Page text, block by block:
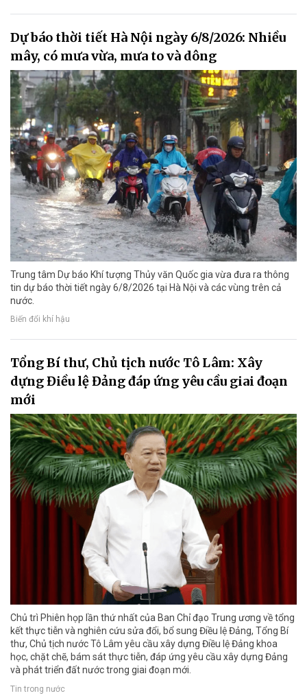
Dự báo thời tiết Hà Nội ngày 6/8/2026: Nhiều
mây, có mưa vừa, mưa to và dông
Trung tâm Dự báo Khí tượng Thủy văn Quốc gia vừa đưa ra thông
tin dự báo thời tiết ngày 6/8/2026 tại Hà Nội và các vùng trên cả
nước.
Biến đổi khí hậu
Tổng Bí thư, Chủ tịch nước Tô Lâm: Xây
dựng Điều lệ Đảng đáp ứng yêu cầu giai đoạn
mới
Chủ trì Phiên họp lần thứ nhất của Ban Chỉ đạo Trung ương về tổng
kết thực tiễn và nghiên cứu sửa đổi, bổ sung Điều lệ Đảng, Tổng Bí
thư, Chủ tịch nước Tô Lâm yêu cầu xây dựng Điều lệ Đảng khoa
học, chặt chẽ, bám sát thực tiễn, đáp ứng yêu cầu xây dựng Đảng
và phát triển đất nước trong giai đoạn mới.
Tin trong nước